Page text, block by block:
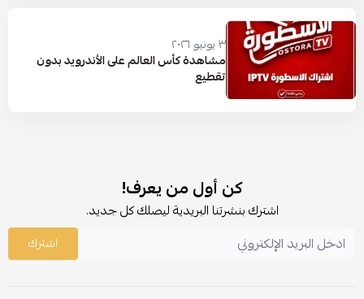
٣ يونيو ٢٠٢٦
مشاهدة كأس العالم على الأندرويد بدون
تقطيع
كن أول من يعرف!
اشترك بنشرتنا البريدية ليصلك كل جديد.
اشترك